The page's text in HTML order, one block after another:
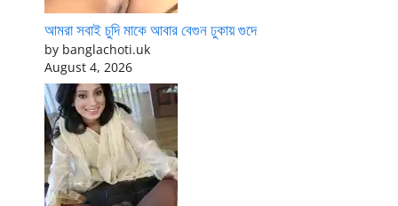
আমরা সবাই চুদি মাকে আবার বেগুন ঢুকায় গুদে
by banglachoti.uk
August 4, 2026